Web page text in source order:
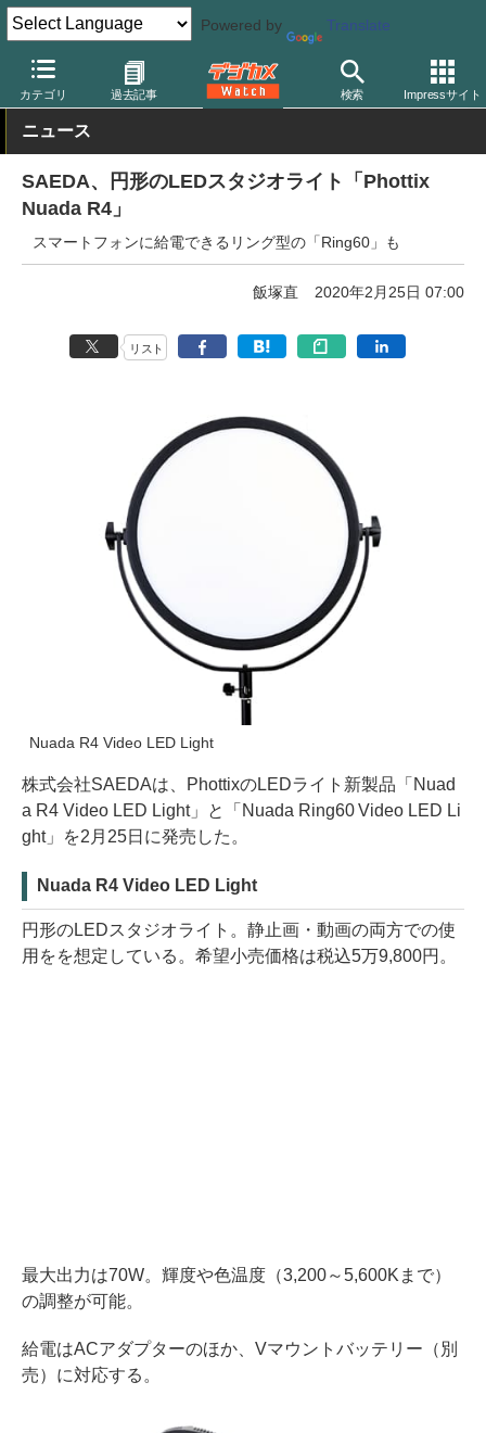
Powered by Translate
カテゴリ 過去記事 検索 Impressサイト
デジカメ Watch 撮影用品 ストロボ（フラッシュ） その他
ニュース
SAEDA、円形のLEDスタジオライト「Phottix
Nuada R4」
スマートフォンに給電できるリング型の「Ring60」も
飯塚直 2020年2月25日 07:00
リスト
Nuada R4 Video LED Light
株式会社SAEDAは、PhottixのLEDライト新製品「Nuad
a R4 Video LED Light」と「Nuada Ring60 Video LED Li
ght」を2月25日に発売した。
Nuada R4 Video LED Light
円形のLEDスタジオライト。静止画・動画の両方での使
用をを想定している。希望小売価格は税込5万9,800円。
最大出力は70W。輝度や色温度（3,200～5,600Kまで）
の調整が可能。
給電はACアダプターのほか、Vマウントバッテリー（別
売）に対応する。